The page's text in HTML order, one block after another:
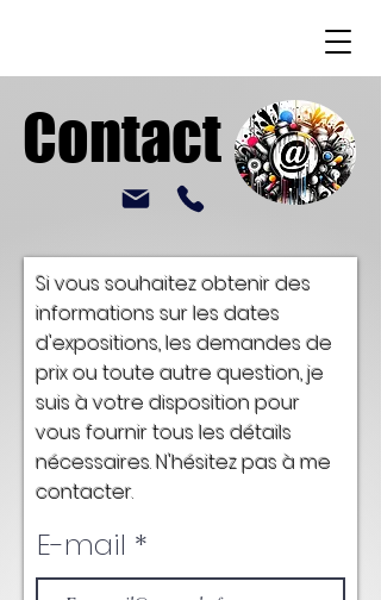
Contact
Contact
Si vous souhaitez obtenir des
informations sur les dates
d'expositions, les demandes de
prix ou toute autre question, je
suis à votre disposition pour
vous fournir tous les détails
nécessaires. N'hésitez pas à me
contacter.
E-mail